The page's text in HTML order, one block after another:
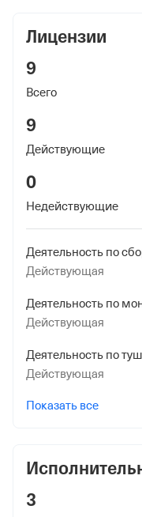
Лицензии
9
Всего
9
Действующие
0
Недействующие
Действующая
Действующая
Действующая
Показать все
3